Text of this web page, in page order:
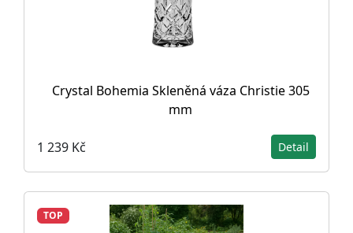
Crystal Bohemia Skleněná váza Christie 305
mm
1 239 Kč Detail
TOP